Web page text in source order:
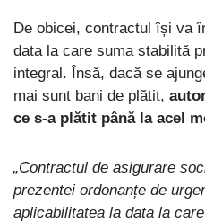
De obicei, contractul își va
data la care suma stabilită
integral. Însă, dacă se
mai sunt bani de plătit,
ce s-a plătit până la acel
„Contractul de asigurare
prezentei ordonanțe de
aplicabilitatea la data la